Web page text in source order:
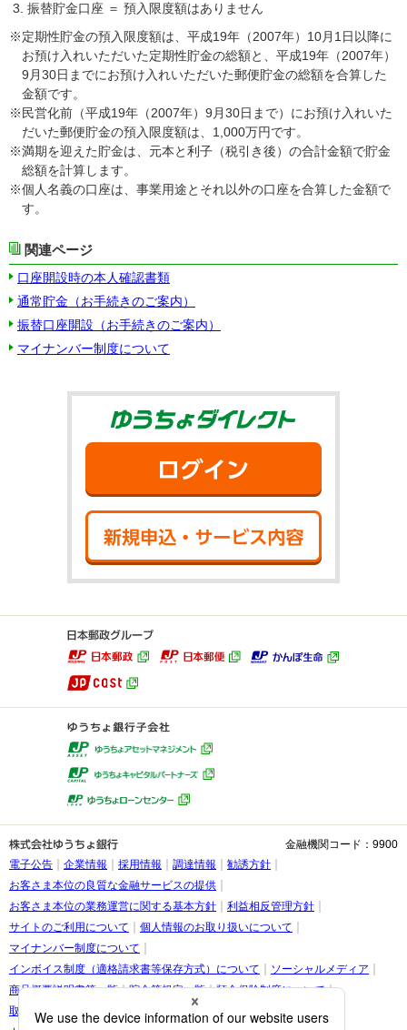
振替貯金口座 ＝ 預入限度額はありません
※定期性貯金の預入限度額は、平成19年（2007年）10月1日以降に
お預け入れいただいた定期性貯金の総額と、平成19年（2007年）
9月30日までにお預け入れいただいた郵便貯金の総額を合算した
金額です。
※民営化前（平成19年（2007年）9月30日まで）にお預け入れいた
だいた郵便貯金の預入限度額は、1,000万円です。
※満期を迎えた貯金は、元本と利子（税引き後）の合計金額で貯金
総額を計算します。
※個人名義の口座は、事業用途とそれ以外の口座を合算した金額で
す。
関連ページ
口座開設時の本人確認書類
通常貯金（お手続きのご案内）
振替口座開設（お手続きのご案内）
マイナンバー制度について
金融機関コード：9900
電子公告
企業情報 採用情報 調達情報
勧誘方針
お客さま本位の良質な金融サービスの提供
お客さま本位の業務運営に関する基本方針
利益相反管理方針
サイトのご利用について
個人情報のお取り扱いについて
マイナンバー制度について
インボイス制度（適格請求書等保存方式）について
ソーシャルメディア
商品概要説明書等一覧
貯金等規定一覧
預金保険制度について
取引時確認等に関するお願い
お客さま情報の提出等のお願い